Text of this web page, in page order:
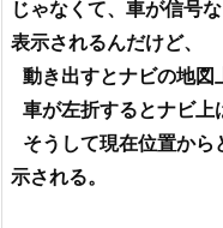
じゃなくて、車が信号
表示されるんだけど、
動き出すとナビの地図
車が左折するとナビ上
そうして現在位置から
示される。